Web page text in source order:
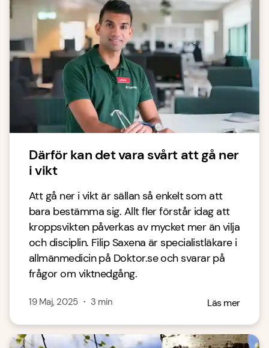
Därför kan det vara svårt att gå ner
i vikt
Att gå ner i vikt är sällan så enkelt som att
bara bestämma sig. Allt fler förstår idag att
kroppsvikten påverkas av mycket mer än vilja
och disciplin. Filip Saxena är specialistläkare i
allmänmedicin på Doktor.se och svarar på
frågor om viktnedgång.
19 Maj, 2025・ 3 min Läs mer